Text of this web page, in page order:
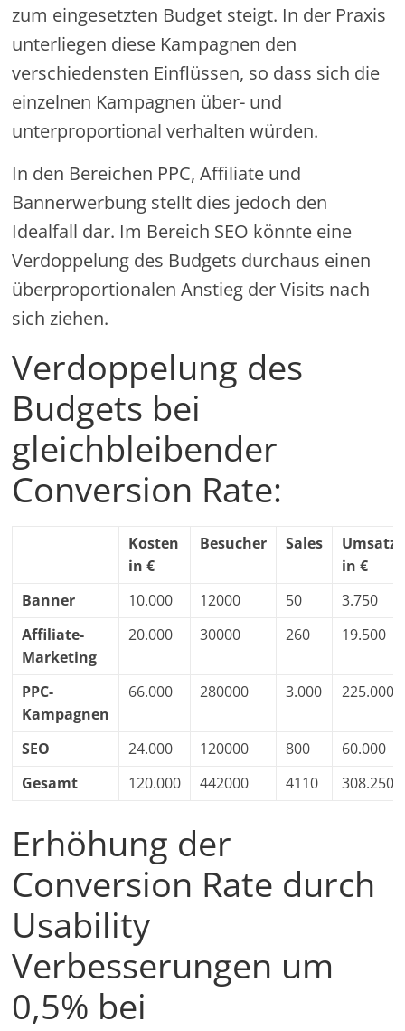
zum eingesetzten Budget steigt. In der Praxis
unterliegen diese Kampagnen den
verschiedensten Einflüssen, so dass sich die
einzelnen Kampagnen über- und
unterproportional verhalten würden.
In den Bereichen PPC, Affiliate und
Bannerwerbung stellt dies jedoch den
Idealfall dar. Im Bereich SEO könnte eine
Verdoppelung des Budgets durchaus einen
überproportionalen Anstieg der Visits nach
sich ziehen.
Verdoppelung des
Budgets bei
gleichbleibender
Conversion Rate:
Kosten
in €
Besucher Sales
Umsatz
in €
Banner
10.000 12000 50
3.750
Affiliate-
Marketing
20.000 30000 260 19.500
PPC-
Kampagnen
66.000 280000 3.000 225.000
SEO 24.000 120000 800
60.000
Gesamt
120.000 442000 4110 308.250
Erhöhung der
Conversion Rate durch
Usability
Verbesserungen um
0,5% bei